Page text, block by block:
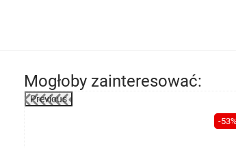
Mogłoby zainteresować:
Previous
-53%